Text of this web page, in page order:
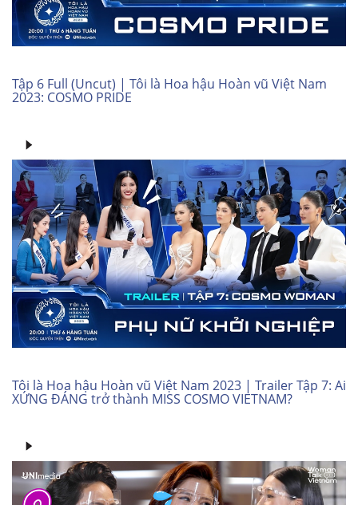
Tập 6 Full (Uncut) | Tôi là Hoa hậu Hoàn vũ Việt Nam
2023: COSMO PRIDE
Tôi là Hoa hậu Hoàn vũ Việt Nam 2023 | Trailer Tập 7: Ai
XỨNG ĐÁNG trở thành MISS COSMO VIETNAM?